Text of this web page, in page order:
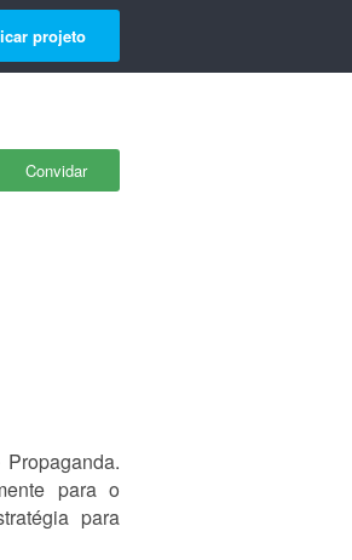
projeto
Convidar
para o
para